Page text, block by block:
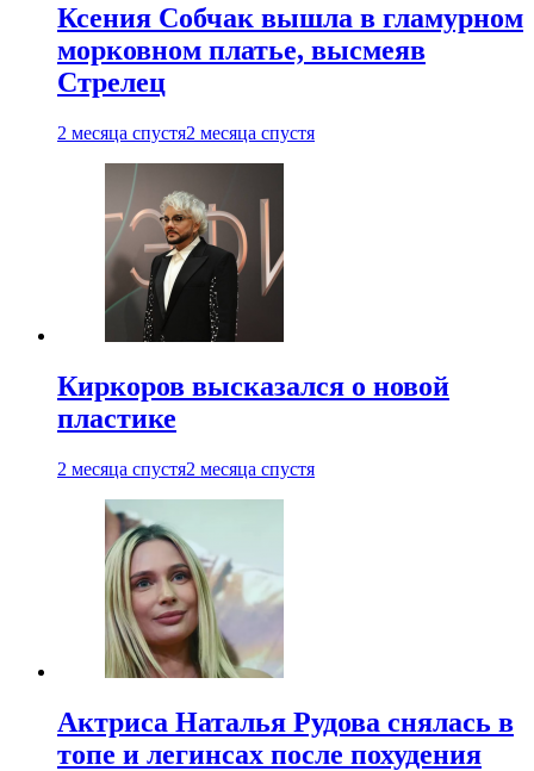
Ксения Собчак вышла в гламурном
морковном платье, высмеяв
Стрелец
2 месяца спустя2 месяца спустя
Киркоров высказался о новой
пластике
2 месяца спустя2 месяца спустя
Актриса Наталья Рудова снялась в
топе и легинсах после похудения